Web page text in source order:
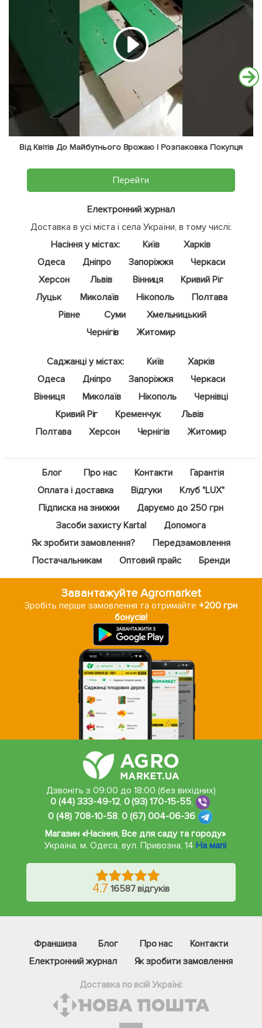
Від Квітів До Майбутнього Врожаю | Розпаковка Покупця
Перейти
Електронний журнал
Доставка в усі міста і села України, в тому числі:
Насіння у містах:
Київ
Харків
Одеса
Дніпро Запоріжжя
Черкаси
Херсон
Львів Вінниця
Кривий Ріг
Луцьк
Миколаїв Нікополь
Полтава
Рівне
Суми
Хмельницький
Чернігів
Житомир
Саджанці у містах: Київ
Харків
Одеса
Дніпро Запоріжжя
Черкаси
Вінниця
Миколаїв Нікополь
Чернівці
Кривий Ріг
Кременчук
Львів
Полтава
Херсон Чернігів Житомир
Блог Про нас Контакти
Гарантія
Оплата і доставка
Відгуки
Клуб "LUX"
Підписка на знижки
Даруємо до 250 грн
Засоби захисту Kartal
Допомога
Як зробити замовлення?
Передзамовлення
Постачальникам
Оптовий прайс Бренди
Завантажуйте Agromarket
Зробіть перше замовлення та отримайте+200 грн
бонусів!
Дзвоніть з 09:00 до 18:00 (без вихідних)
0 (44) 333-49-12, 0 (93) 170-15-55,
0 (48) 708-10-58, 0 (67) 004-06-36
Магазин «Насіння, Все для саду та городу»
Україна, м. Одеса,вул. Привозна, 14 На мапі
4.7 16587 відгуків
Франшиза Блог Про нас
Контакти
Електронний журнал
Як зробити замовлення
Доставка по всій Україні: